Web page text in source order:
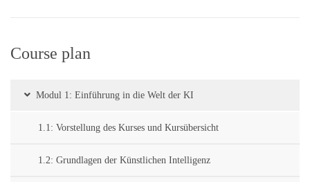
Course plan
Modul 1: Einführung in die Welt der KI
1.1: Vorstellung des Kurses und Kursübersicht
1.2: Grundlagen der Künstlichen Intelligenz